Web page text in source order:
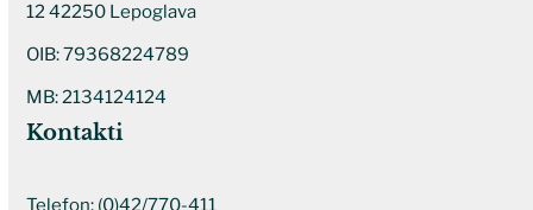
12 42250 Lepoglava
OIB: 79368224789
MB: 2134124124
Kontakti
Telefon: (0)42/770-411